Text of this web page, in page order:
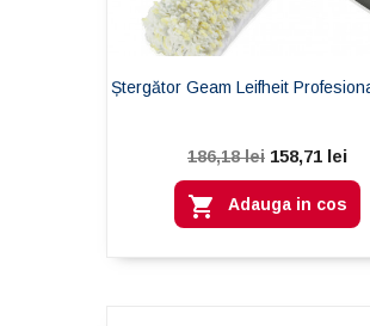
Ștergător Geam Leifheit
186,18 lei 158,71 lei
 Adauga in cos